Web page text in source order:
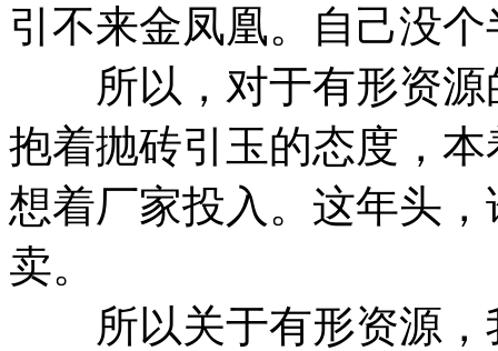
引不来金凤凰。自己没
所以，对于有形资源
抱着抛砖引玉的态度，
想着厂家投入。这年头
卖。
所以关于有形资源，